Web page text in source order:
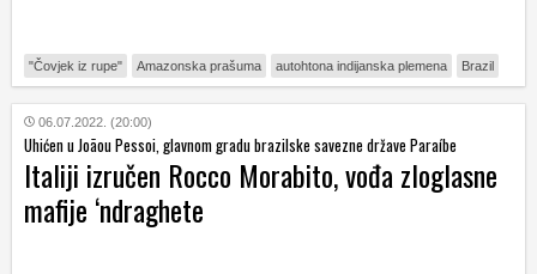
"Čovjek iz rupe" Amazonska prašuma autohtona indijanska plemena Brazil
06.07.2022. (20:00)
Uhićen u Joãou Pessoi, glavnom gradu brazilske savezne države Paraíbe
Italiji izručen Rocco Morabito, vođa zloglasne
mafije ‘ndraghete